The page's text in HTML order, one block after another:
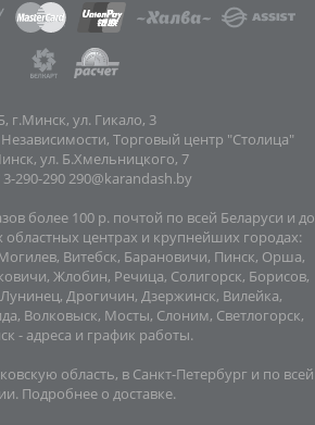
г.Минск, ул. Гикало, 3
Торговый центр "Столица"
ул. Б.Хмельницкого, 7
3-290-290 290@karandash.by
более 100 р. почтой по всей Беларуси и до
областных центрах и крупнейших городах:
Витебск, Барановичи, Пинск, Орша,
Жлобин, Речица, Солигорск, Борисов,
Дрогичин, Дзержинск, Вилейка,
Волковыск, Мосты, Слоним, Светлогорск,
- адреса и график работы.
область, в Санкт-Петербург и по всей
Подробнее о доставке.